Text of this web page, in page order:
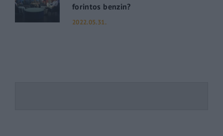
forintos benzin?
2022.05.31.